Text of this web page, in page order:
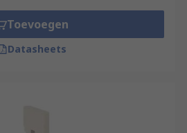
Toevoegen
Datasheets